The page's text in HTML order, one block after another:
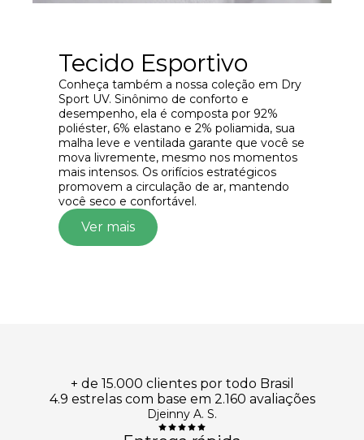
Tecido Esportivo
Conheça também a nossa coleção em Dry
Sport UV. Sinônimo de conforto e
desempenho, ela é composta por 92%
poliéster, 6% elastano e 2% poliamida, sua
malha leve e ventilada garante que você se
mova livremente, mesmo nos momentos
mais intensos. Os orifícios estratégicos
promovem a circulação de ar, mantendo
você seco e confortável.
Ver mais
+ de 15.000 clientes por todo Brasil
4.9 estrelas com base em 2.160 avaliações
Djeinny A. S.